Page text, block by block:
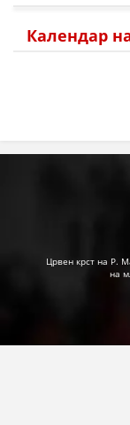
Календар
Црвен крст на Р.
на